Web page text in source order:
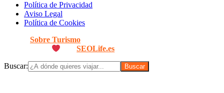
Política de Privacidad
Aviso Legal
Política de Cookies
Sobre Turismo
porSEOLife.es
Buscar: